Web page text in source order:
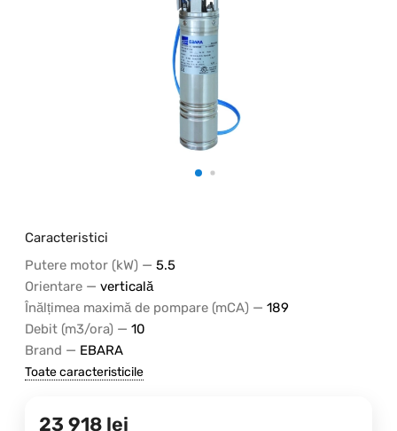
Caracteristici
Putere motor (kW) — 5.5
Orientare — verticală
Înălțimea maximă de pompare (mCA) — 189
Debit (m3/ora) — 10
Brand — EBARA
Toate caracteristicile
23 918 lei